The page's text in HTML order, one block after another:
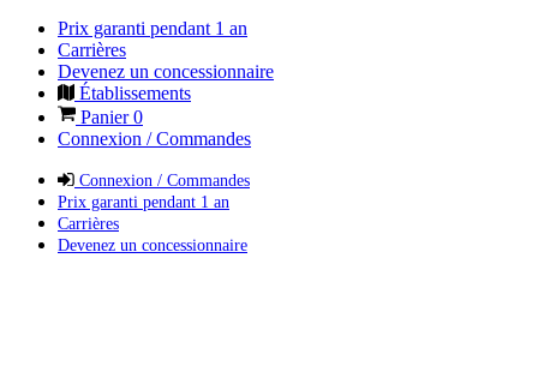
Prix garanti pendant 1 an
Carrières
Devenez un concessionnaire
Établissements
Panier0
Connexion / Commandes
Connexion / Commandes
Prix garanti pendant 1 an
Carrières
Devenez un concessionnaire